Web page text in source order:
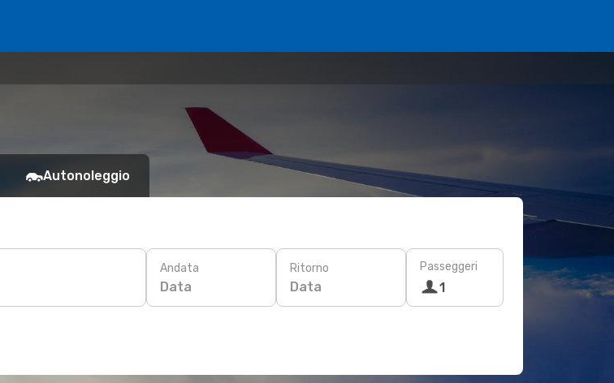
Autonoleggio
Andata
Data
Ritorno
Data
Passeggeri
1